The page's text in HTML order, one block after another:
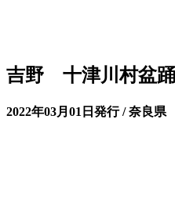
吉野 十津川村盆
2022年03月01日発行 / 奈良県